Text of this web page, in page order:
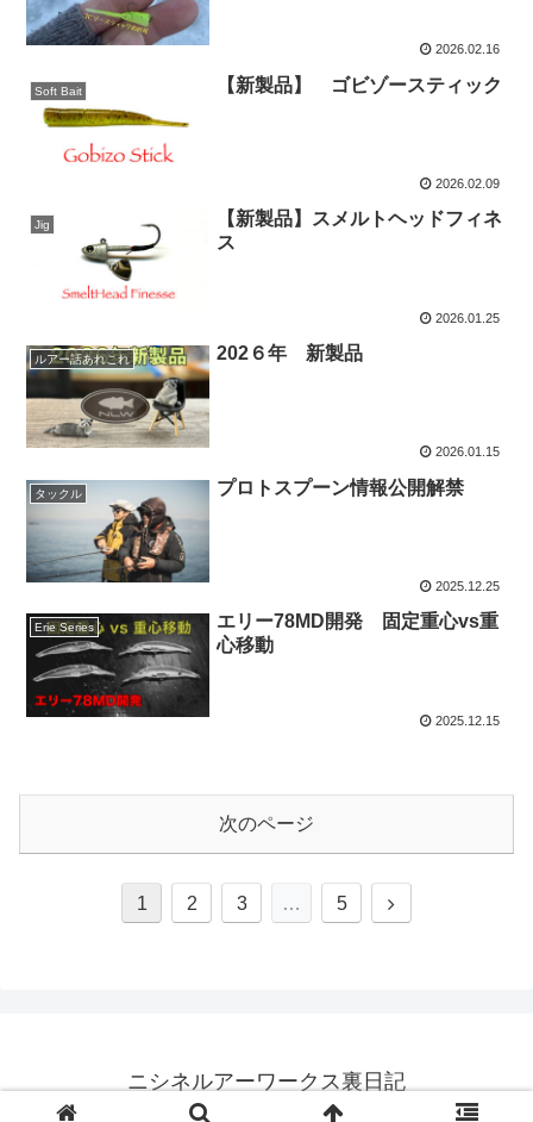
2026.02.16
Soft Bait 【新製品】 ゴビゾースティック
2026.02.09
Jig
【新製品】スメルトヘッドフィネ
ス
2026.01.25
ルアー話あれこれ 202６年 新製品
2026.01.15
タックル プロトスプーン情報公開解禁
2025.12.25
Erie Series
エリー78MD開発 固定重心vs重
心移動
2025.12.15
次のページ
1 2 3 … 5
次
ニシネルアーワークス裏日記
© 2024 ニシネルアーワークス裏日記.